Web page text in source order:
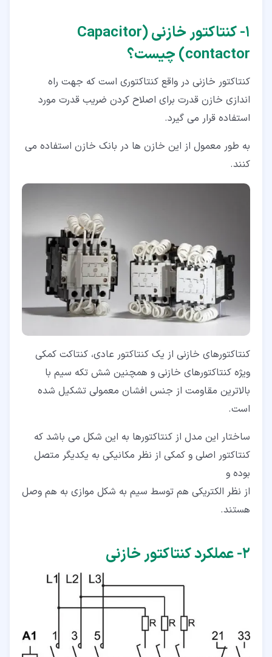
۱‏- کنتاکتور خازنی (Capacitor
contactor) چیست؟
کنتاکتور خازنی در واقع کنتاکتوری است که جهت راه
اندازی خازن قدرت برای اصلاح کردن ضریب قدرت مورد
استفاده قرار می گیرد.
به طور معمول از این خازن ها در بانک خازن استفاده می
کنند.
کنتاکتورهای خازنی از یک کنتاکتور عادی، کنتاکت کمکی
ویژه کنتاکتورهای خازنی و همچنین شش تکه سیم با
بالاترین مقاومت از جنس افشان معمولی تشکیل شده
است.
ساختار این مدل از کنتاکتورها به این شکل می باشد که
کنتاکتور اصلی و کمکی از نظر مکانیکی به یکدیگر متصل
بوده و
از نظر الکتریکی هم توسط سیم به شکل موازی به هم وصل
هستند.
۲‏- عملکرد کنتاکتور خازنی